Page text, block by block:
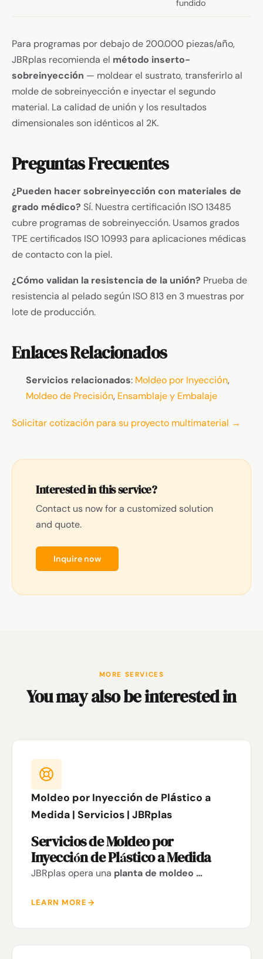
fundido
Para programas por debajo de 200.000 piezas/año,
JBRplas recomienda el método inserto-
sobreinyección — moldear el sustrato, transferirlo al
molde de sobreinyección e inyectar el segundo
material. La calidad de unión y los resultados
dimensionales son idénticos al 2K.
Preguntas Frecuentes
¿Pueden hacer sobreinyección con materiales de
grado médico? Sí. Nuestra certificación ISO 13485
cubre programas de sobreinyección. Usamos grados
TPE certificados ISO 10993 para aplicaciones médicas
de contacto con la piel.
¿Cómo validan la resistencia de la unión? Prueba de
resistencia al pelado según ISO 813 en 3 muestras por
lote de producción.
Enlaces Relacionados
Servicios relacionados: Moldeo por Inyección,
Moldeo de Precisión, Ensamblaje y Embalaje
Solicitar cotización para su proyecto multimaterial →
Interested in this service?
Contact us now for a customized solution
and quote.
Inquire now
MORE SERVICES
You may also be interested in
Moldeo por Inyección de Plástico a
Medida | Servicios | JBRplas
Servicios de Moldeo por
Inyección de Plástico a Medida
JBRplas opera una planta de moldeo …
LEARN MORE